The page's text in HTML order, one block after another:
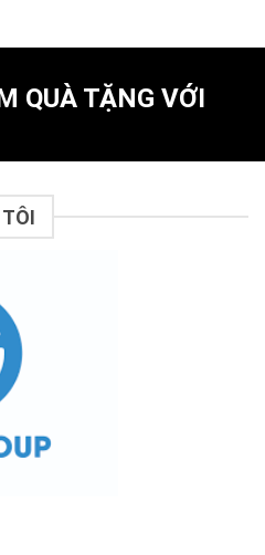
QUÀ TẶNG VỚI